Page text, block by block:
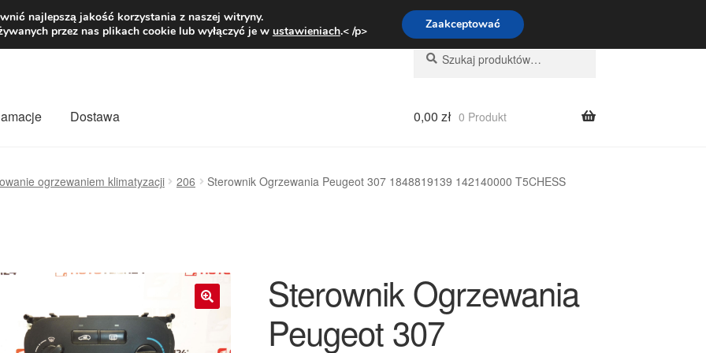
zł Pn.-pt. 9:00-16:00800 003 167
Szukaj:
Szukaj
Dostawa 0,00 zł 0 Produkt
ogrzewaniem klimatyzacji 206
Sterownik Ogrzewania Peugeot 307 1848819139 142140000 T5CHESS
Sterownik Ogrzewania
Peugeot 307
najlepszą jakość korzystania z naszej witryny.
przez nas plikach cookie lub wyłączyć je w ustawieniach.< /p> Zaakceptować